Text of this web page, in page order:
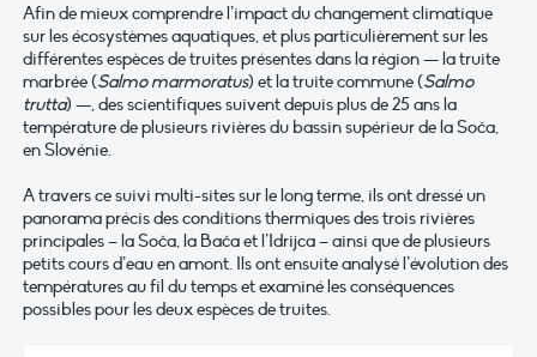
Afin de mieux comprendre l’impact du changement climatique
sur les écosystèmes aquatiques, et plus particulièrement sur les
différentes espèces de truites présentes dans la région — la truite
marbrée (Salmo marmoratus) et la truite commune (Salmo
trutta) —, des scientifiques suivent depuis plus de 25 ans la
température de plusieurs rivières du bassin supérieur de la Soča,
en Slovénie.
A travers ce suivi multi-sites sur le long terme, ils ont dressé un
panorama précis des conditions thermiques des trois rivières
principales – la Soča, la Bača et l’Idrijca – ainsi que de plusieurs
petits cours d’eau en amont. Ils ont ensuite analysé l’évolution des
températures au fil du temps et examiné les conséquences
possibles pour les deux espèces de truites.